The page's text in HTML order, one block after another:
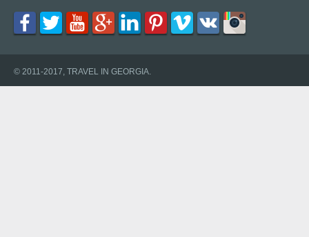
© 2011-2017, TRAVEL IN GEORGIA.